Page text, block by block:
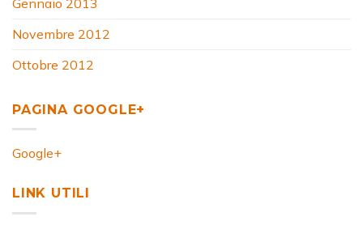
Novembre 2012
Ottobre 2012
PAGINA GOOGLE+
Google+
LINK UTILI